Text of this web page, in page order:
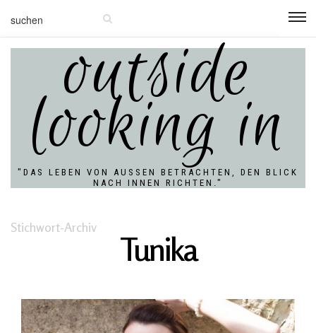
outside
looking in
"DAS LEBEN VON AUSSEN BETRACHTEN, DEN BLICK N
ACH INNEN RICHTEN."
Stichwort-Archiv
Tunika